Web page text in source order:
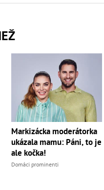
Markizácka moderátorka
ukázala mamu: Páni, to je
ale kočka!
Domáci prominenti